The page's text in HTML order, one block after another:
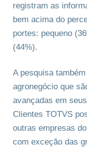
registram as
bem acima do
portes: pequeno
(44%).
A pesquisa
agronegócio que
avançadas em
Clientes TOTVS
outras empresas
com exceção das